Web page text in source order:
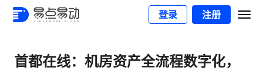
登录 注册
首都在线：机房资产全流程数字化，